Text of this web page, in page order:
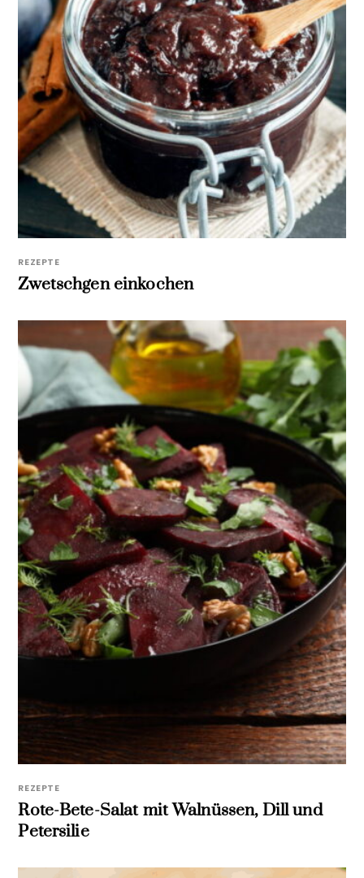
REZEPTE
Zwetschgen einkochen
REZEPTE
Rote-Bete-Salat mit Walnüssen, Dill und
Petersilie